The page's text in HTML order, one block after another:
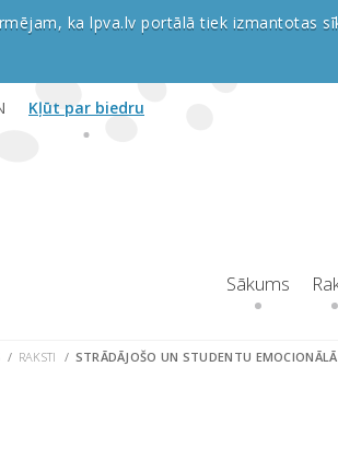
ka lpva.lv portālā tiek izmantotas
Kļūt par biedru
Sākums
RAKSTI STRĀDĀJOŠO UN STUDENTU